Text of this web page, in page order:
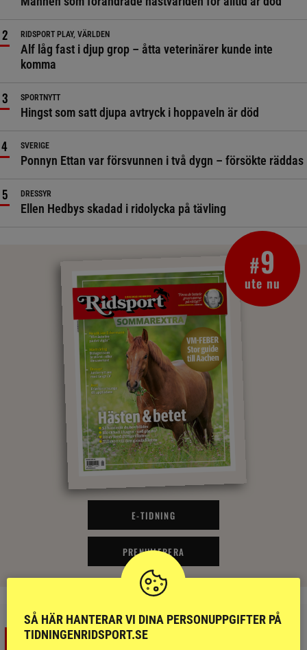
RIDSPORT PLAY, VÄRLDEN
Alf låg fast i djup grop – åtta veterinärer kunde inte
komma
SPORTNYTT
Hingst som satt djupa avtryck i hoppaveln är död
SVERIGE
Ponnyn Ettan var försvunnen i två dygn – försökte räddas
DRESSYR
Ellen Hedbys skadad i ridolycka på tävling
#9
ute nu
E-TIDNING
PRENUMERERA
SÅ HÄR HANTERAR VI DINA PERSONUPPGIFTER PÅ
TIDNINGENRIDSPORT.SE